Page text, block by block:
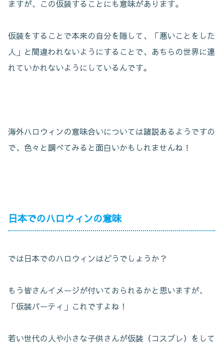
ますが、この仮装することにも意味があります。
仮装をすることで本来の自分を隠して、「悪いことをした
人」と間違われないようにすることで、あちらの世界に連
れていかれないようにしているんです。
海外ハロウィンの意味合いについては諸説あるようですの
で、色々と調べてみると面白いかもしれませんね！
日本でのハロウィンの意味
では日本でのハロウィンはどうでしょうか？
もう皆さんイメージが付いておられるかと思いますが、
「仮装パーティ」これですよね！
若い世代の人や小さな子供さんが仮装（コスプレ）をして